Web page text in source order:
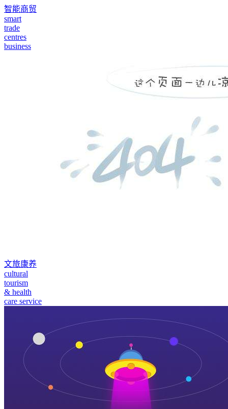
智能商贸
smart
trade
centres
business
文旅康养
cultural
tourism
& health
care service